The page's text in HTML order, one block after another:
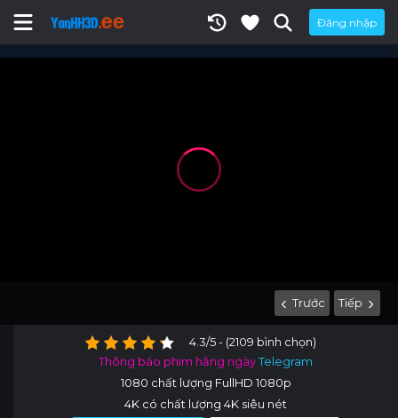
Đăng nhập
Trước Tiếp
4.3/5 - (2109 bình chọn)
Thông báo phim hằng ngàyTelegram
1080 chất lượng FullHD 1080p
4K có chất lượng 4K siêu nét